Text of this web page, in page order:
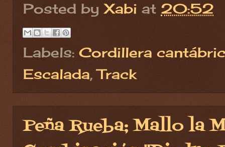
Posted byXabi at 20:52
Labels: Cordillera
Escalada,Track
Peña Rueba; Mallo la